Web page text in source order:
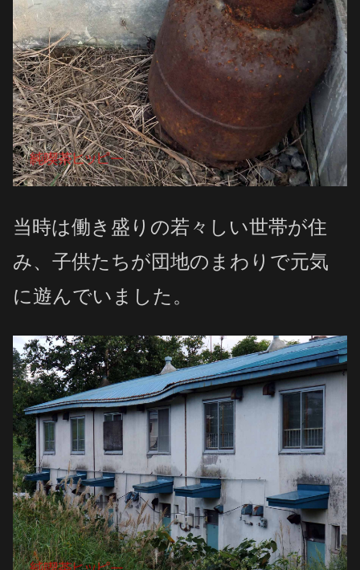
当時は働き盛りの若々しい世帯が住
み、子供たちが団地のまわりで元気
に遊んでいました。